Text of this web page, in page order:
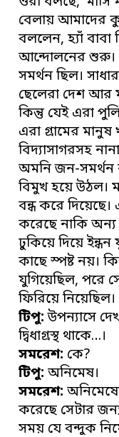
বেলায় আমাদের
বললেন, হ্যাঁ
আন্দোলনের শুরু।
সমর্থন ছিল।
ছেলেরা দেশ আর
কিন্তু যেই এরা
এরা গ্রামের
বিদ্যাসাগরসহ
অমনি জন-
বিমুখ হয়ে উঠল।
বন্ধ করে দিয়েছে।
করেছে নাকি
ঢুকিয়ে দিয়ে
কাছে স্পষ্ট নয়।
যুগিয়েছিল, পরে
ফিরিয়ে নিয়েছিল।
টিপু: উপন্যাসে
দ্বিধাগ্রস্থ থাকে…।
সমরেশ: কে?
টিপু: অনিমেষ।
সমরেশ:
করেছে সেটার
সময় যে বন্দুক